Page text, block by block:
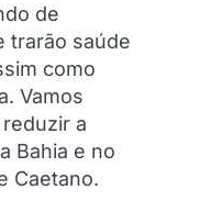
de
trarão saúde
como
Vamos
a
Bahia e no
Caetano.